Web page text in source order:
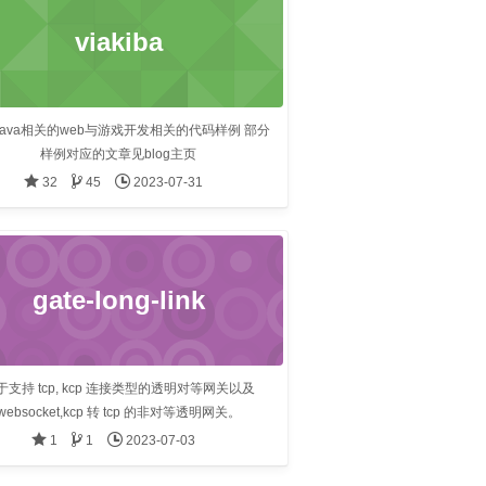
viakiba
相关的web与游戏开发相关的代码样例 部分
样例对应的文章见blog主页
32
45 2023-07-31
gate-long-link
支持 tcp, kcp 连接类型的透明对等网关以及
转 tcp 的非对等透明网关。
1
1 2023-07-03